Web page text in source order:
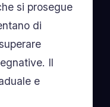
si prosegue
di
Il
e